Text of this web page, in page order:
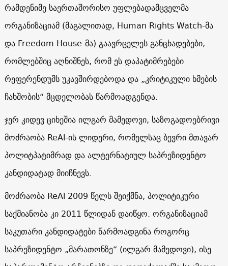
რამდენიმე საერთაშორისო უფლებადამცველმა
ორგანიზაციამ (მაგალითად, Human Rights Watch-მა
და Freedom House-მა) გაავრცელეს განცხადებები,
რომლებშიც აღნიშნეს, რომ ეს დაპატიმრებები
რეფერენდუმს უკავშირდებოდა და „კრიტიკული ხმების
ჩახშობის“ მცდელობას წარმოადგენდა.
ჯერ კიდევ ციხეშია ილგარ მამედოვი, საზოგადოებრივი
მოძრაობა ReAl-ის ლიდერი, რომელსაც ბევრი მთავარ
პოლიტპატიმრად და ალტერნატიულ საპრეზიდენტო
კანდიდატად მიიჩნევს.
მოძრაობა ReAl 2009 წელს შეიქმნა, პოლიტიკური
საქმიანობა კი 2011 წლიდან დაიწყო. ორგანიზაციამ
საკუთარი კანდიდატები წარმოადგინა როგორც
საპრეზიდენტო „მარათონზე“ (ილგარ მამედოვი), ისე